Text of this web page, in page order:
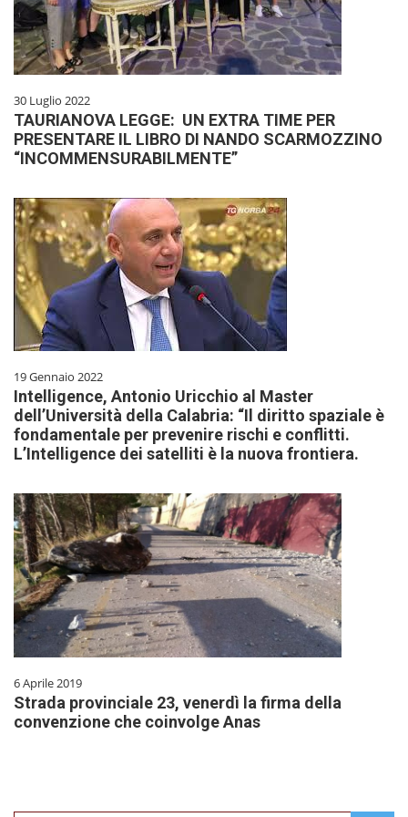
30 Luglio 2022
TAURIANOVA LEGGE: UN EXTRA TIME PER
PRESENTARE IL LIBRO DI NANDO SCARMOZZINO
“INCOMMENSURABILMENTE”
19 Gennaio 2022
Intelligence, Antonio Uricchio al Master
dell’Università della Calabria: “Il diritto spaziale è
fondamentale per prevenire rischi e conflitti.
L’Intelligence dei satelliti è la nuova frontiera.
6 Aprile 2019
Strada provinciale 23, venerdì la firma della
convenzione che coinvolge Anas